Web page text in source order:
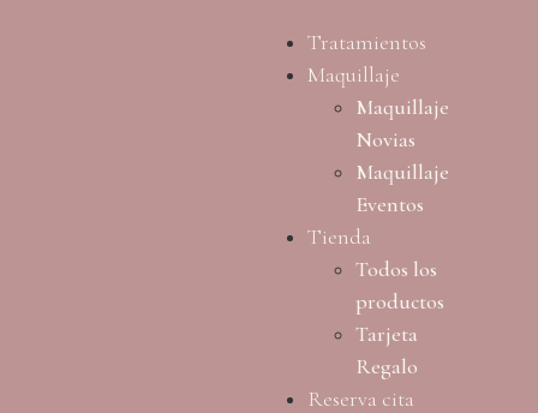
Tratamientos
Maquillaje
Maquillaje
Novias
Maquillaje
Eventos
Tienda
Todos los
productos
Tarjeta
Regalo
Reserva cita